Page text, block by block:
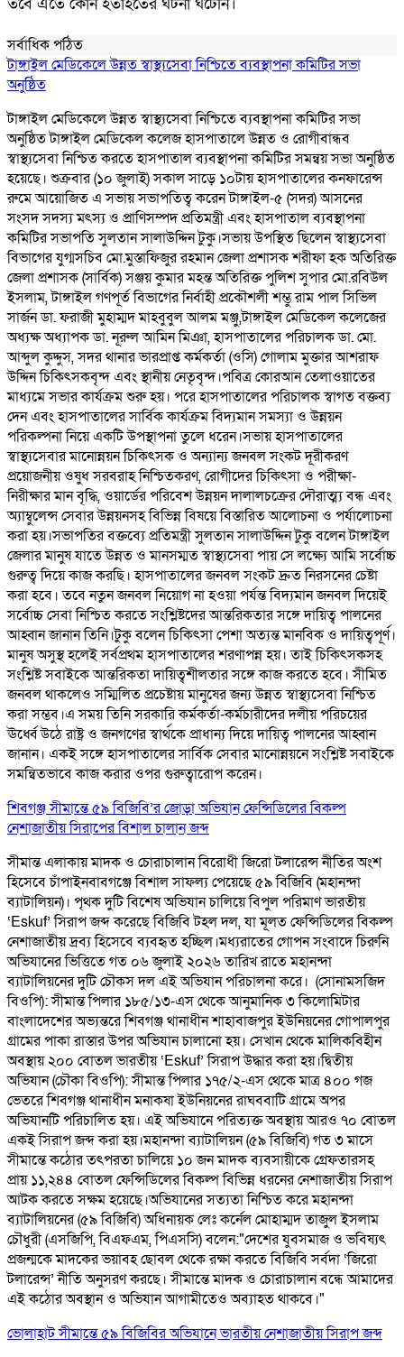
তবে এতে কোন হতাহতের ঘটনা ঘটেনি।
সর্বাধিক পঠিত
টাঙ্গাইল মেডিকেলে উন্নত স্বাস্থ্যসেবা নিশ্চিতে ব্যবস্থাপনা কমিটির সভা
অনুষ্ঠিত
টাঙ্গাইল মেডিকেলে উন্নত স্বাস্থ্যসেবা নিশ্চিতে ব্যবস্থাপনা কমিটির সভা
অনুষ্ঠিত টাঙ্গাইল মেডিকেল কলেজ হাসপাতালে উন্নত ও রোগীবান্ধব
স্বাস্থ্যসেবা নিশ্চিত করতে হাসপাতাল ব্যবস্থাপনা কমিটির সমন্বয় সভা অনুষ্ঠিত
হয়েছে। শুক্রবার (১০ জুলাই) সকাল সাড়ে ১০টায় হাসপাতালের কনফারেন্স
রুমে আয়োজিত এ সভায় সভাপতিত্ব করেন টাঙ্গাইল-৫ (সদর) আসনের
সংসদ সদস্য মৎস্য ও প্রাণিসম্পদ প্রতিমন্ত্রী এবং হাসপাতাল ব্যবস্থাপনা
কমিটির সভাপতি সুলতান সালাউদ্দিন টুকু।সভায় উপস্থিত ছিলেন স্বাস্থ্যসেবা
বিভাগের যুগ্মসচিব মো.মুস্তাফিজুর রহমান জেলা প্রশাসক শরীফা হক অতিরিক্ত
জেলা প্রশাসক (সার্বিক) সঞ্জয় কুমার মহন্ত অতিরিক্ত পুলিশ সুপার মো.রবিউল
ইসলাম, টাঙ্গাইল গণপূর্ত বিভাগের নির্বাহী প্রকৌশলী শম্ভু রাম পাল সিভিল
সার্জন ডা. ফরাজী মুহাম্মদ মাহবুবুল আলম মঞ্জু,টাঙ্গাইল মেডিকেল কলেজের
অধ্যক্ষ অধ্যাপক ডা. নূরুল আমিন মিঞা, হাসপাতালের পরিচালক ডা. মো.
আব্দুল কুদ্দুস, সদর থানার ভারপ্রাপ্ত কর্মকর্তা (ওসি) গোলাম মুক্তার আশরাফ
উদ্দিন চিকিৎসকবৃন্দ এবং স্থানীয় নেতৃবৃন্দ।পবিত্র কোরআন তেলাওয়াতের
মাধ্যমে সভার কার্যক্রম শুরু হয়। পরে হাসপাতালের পরিচালক স্বাগত বক্তব্য
দেন এবং হাসপাতালের সার্বিক কার্যক্রম বিদ্যমান সমস্যা ও উন্নয়ন
পরিকল্পনা নিয়ে একটি উপস্থাপনা তুলে ধরেন।সভায় হাসপাতালের
স্বাস্থ্যসেবার মানোন্নয়ন চিকিৎসক ও অন্যান্য জনবল সংকট দূরীকরণ
প্রয়োজনীয় ওষুধ সরবরাহ নিশ্চিতকরণ, রোগীদের চিকিৎসা ও পরীক্ষা-
নিরীক্ষার মান বৃদ্ধি, ওয়ার্ডের পরিবেশ উন্নয়ন দালালচক্রের দৌরাত্ম্য বন্ধ এবং
অ্যাম্বুলেন্স সেবার উন্নয়নসহ বিভিন্ন বিষয়ে বিস্তারিত আলোচনা ও পর্যালোচনা
করা হয়।সভাপতির বক্তব্যে প্রতিমন্ত্রী সুলতান সালাউদ্দিন টুকু বলেন টাঙ্গাইল
জেলার মানুষ যাতে উন্নত ও মানসম্মত স্বাস্থ্যসেবা পায় সে লক্ষ্যে আমি সর্বোচ্চ
গুরুত্ব দিয়ে কাজ করছি। হাসপাতালের জনবল সংকট দ্রুত নিরসনের চেষ্টা
করা হবে। তবে নতুন জনবল নিয়োগ না হওয়া পর্যন্ত বিদ্যমান জনবল দিয়েই
সর্বোচ্চ সেবা নিশ্চিত করতে সংশ্লিষ্টদের আন্তরিকতার সঙ্গে দায়িত্ব পালনের
আহ্বান জানান তিনি।টুকু বলেন চিকিৎসা পেশা অত্যন্ত মানবিক ও দায়িত্বপূর্ণ।
মানুষ অসুস্থ হলেই সর্বপ্রথম হাসপাতালের শরণাপন্ন হয়। তাই চিকিৎসকসহ
সংশ্লিষ্ট সবাইকে আন্তরিকতা দায়িত্বশীলতার সঙ্গে কাজ করতে হবে। সীমিত
জনবল থাকলেও সম্মিলিত প্রচেষ্টায় মানুষের জন্য উন্নত স্বাস্থ্যসেবা নিশ্চিত
করা সম্ভব।এ সময় তিনি সরকারি কর্মকর্তা-কর্মচারীদের দলীয় পরিচয়ের
ঊর্ধ্বে উঠে রাষ্ট্র ও জনগণের স্বার্থকে প্রাধান্য দিয়ে দায়িত্ব পালনের আহ্বান
জানান। একই সঙ্গে হাসপাতালের সার্বিক সেবার মানোন্নয়নে সংশ্লিষ্ট সবাইকে
সমন্বিতভাবে কাজ করার ওপর গুরুত্বারোপ করেন।
শিবগঞ্জ সীমান্তে ৫৯ বিজিবি’র জোড়া অভিযান ফেন্সিডিলের বিকল্প
নেশাজাতীয় সিরাপের বিশাল চালান জব্দ
সীমান্ত এলাকায় মাদক ও চোরাচালান বিরোধী জিরো টলারেন্স নীতির অংশ
হিসেবে চাঁপাইনবাবগঞ্জে বিশাল সাফল্য পেয়েছে ৫৯ বিজিবি (মহানন্দা
ব্যাটালিয়ন)। পৃথক দুটি বিশেষ অভিযান চালিয়ে বিপুল পরিমাণ ভারতীয়
‘Eskuf’ সিরাপ জব্দ করেছে বিজিবি টহল দল, যা মূলত ফেন্সিডিলের বিকল্প
নেশাজাতীয় দ্রব্য হিসেবে ব্যবহৃত হচ্ছিল। ​মধ্যরাতের গোপন সংবাদে চিরুনি
অভিযানের ভিত্তিতে গত ০৬ জুলাই ২০২৬ তারিখ রাতে মহানন্দা
ব্যাটালিয়নের দুটি চৌকস দল এই অভিযান পরিচালনা করে। ​ (সোনামসজিদ
বিওপি): সীমান্ত পিলার ১৮৫/১৩-এস থেকে আনুমানিক ৩ কিলোমিটার
বাংলাদেশের অভ্যন্তরে শিবগঞ্জ থানাধীন শাহাবাজপুর ইউনিয়নের গোপালপুর
গ্রামের পাকা রাস্তার উপর অভিযান চালানো হয়। সেখান থেকে মালিকবিহীন
অবস্থায় ২০০ বোতল ভারতীয় ‘Eskuf’ সিরাপ উদ্ধার করা হয়। ​দ্বিতীয়
অভিযান (চৌকা বিওপি): সীমান্ত পিলার ১৭৫/২-এস থেকে মাত্র ৪০০ গজ
ভেতরে শিবগঞ্জ থানাধীন মনাকষা ইউনিয়নের রাঘববাটি গ্রামে অপর
অভিযানটি পরিচালিত হয়। এই অভিযানে পরিত্যক্ত অবস্থায় আরও ৭০ বোতল
একই সিরাপ জব্দ করা হয়। ​ মহানন্দা ব্যাটালিয়ন (৫৯ বিজিবি) গত ৩ মাসে
সীমান্তে কঠোর তৎপরতা চালিয়ে ১০ জন মাদক ব্যবসায়ীকে গ্রেফতারসহ
প্রায় ১১,২৪৪ বোতল ফেন্সিডিলের বিকল্প বিভিন্ন ধরনের নেশাজাতীয় সিরাপ
আটক করতে সক্ষম হয়েছে। ​ ​অভিযানের সত্যতা নিশ্চিত করে মহানন্দা
ব্যাটালিয়নের (৫৯ বিজিবি) অধিনায়ক লেঃ কর্নেল মোহাম্মদ তাজুল ইসলাম
চৌধুরী (এসজিপি, বিএফএম, পিএসসি) বলেন: ​"দেশের যুবসমাজ ও ভবিষ্যৎ
প্রজন্মকে মাদকের ভয়াবহ ছোবল থেকে রক্ষা করতে বিজিবি সর্বদা ‘জিরো
টলারেন্স’ নীতি অনুসরণ করছে। সীমান্তে মাদক ও চোরাচালান বন্ধে আমাদের
এই কঠোর অবস্থান ও অভিযান আগামীতেও অব্যাহত থাকবে।"
ভোলাহাট সীমান্তে ৫৯ বিজিবির অভিযানে ভারতীয় নেশাজাতীয় সিরাপ জব্দ